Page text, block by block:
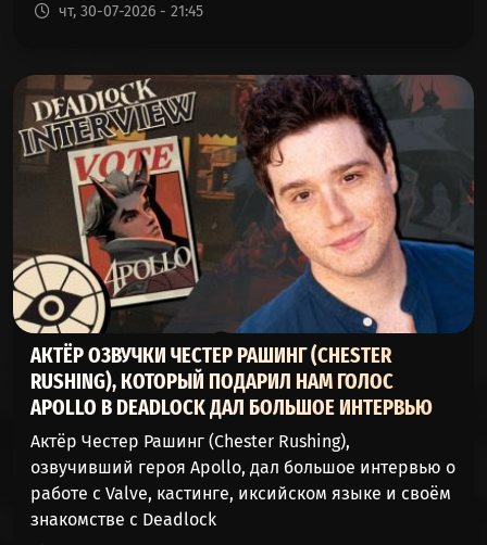
чт, 30-07-2026 - 21:45
АКТЁР ОЗВУЧКИ ЧЕСТЕР РАШИНГ (CHESTER
RUSHING), КОТОРЫЙ ПОДАРИЛ НАМ ГОЛОС
APOLLO В DEADLOCK ДАЛ БОЛЬШОЕ ИНТЕРВЬЮ
Актёр Честер Рашинг (Chester Rushing),
озвучивший героя Apollo, дал большое интервью о
работе с Valve, кастинге, иксийском языке и своём
знакомстве с Deadlock